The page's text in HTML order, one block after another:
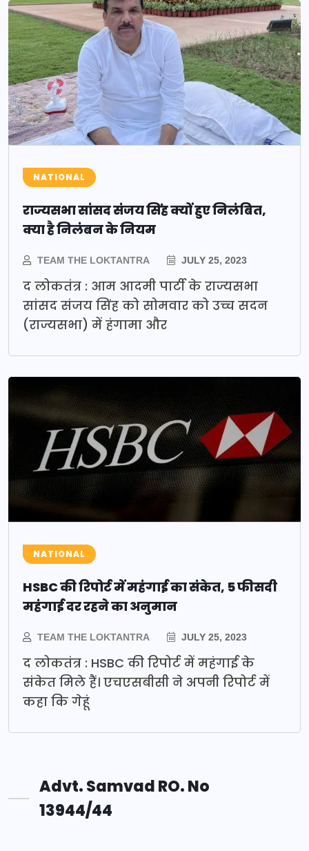
NATIONAL
राज्यसभा सांसद संजय सिंह क्यों हुए निलंबित,
क्या है निलंबन के नियम
TEAM THE LOKTANTRA JULY 25, 2023
द लोकतंत्र : आम आदमी पार्टी के राज्यसभा
सांसद संजय सिंह को सोमवार को उच्च सदन
(राज्यसभा) में हंगामा और
NATIONAL
HSBC की रिपोर्ट में महंगाई का संकेत, 5 फीसदी
महंगाई दर रहने का अनुमान
TEAM THE LOKTANTRA JULY 25, 2023
द लोकतंत्र : HSBC की रिपोर्ट में महंगाई के
संकेत मिले हैं। एचएसबीसी ने अपनी रिपोर्ट में
कहा कि गेहूं
Advt. Samvad RO. No
13944/44